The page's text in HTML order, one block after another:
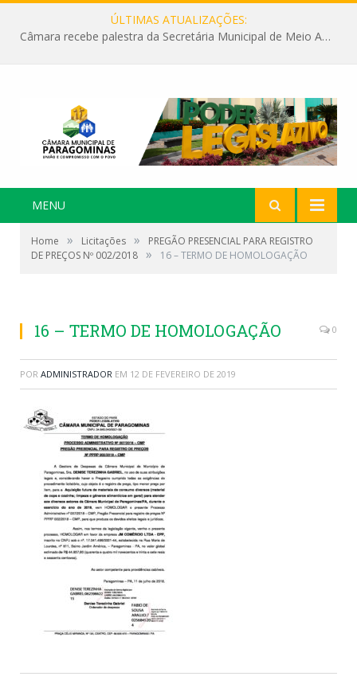
ÚLTIMAS ATUALIZAÇÕES:
Câmara recebe palestra da Secretária Municipal de Meio Ambiente sobre as ações da “SEMANA DO MEIO AMBIENTE”
MENU
Home » Licitações »
PREGÃO PRESENCIAL PARA REGISTRO
DE PREÇOS Nº 002/2018 » 16 – TERMO DE HOMOLOGAÇÃO
16 – TERMO DE HOMOLOGAÇÃO 0
POR ADMINISTRADOR EM 12 DE FEVEREIRO DE 2019